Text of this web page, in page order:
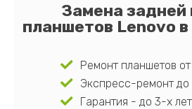
Замена
планшетов Lenovo
Ремонт планшетов
Экспресс-ремонт до
Гарантия - до 3-х